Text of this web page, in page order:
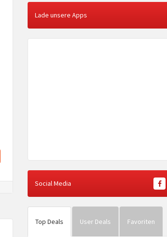
Lade unsere Apps
Social Media
Top Deals User Deals Favoriten